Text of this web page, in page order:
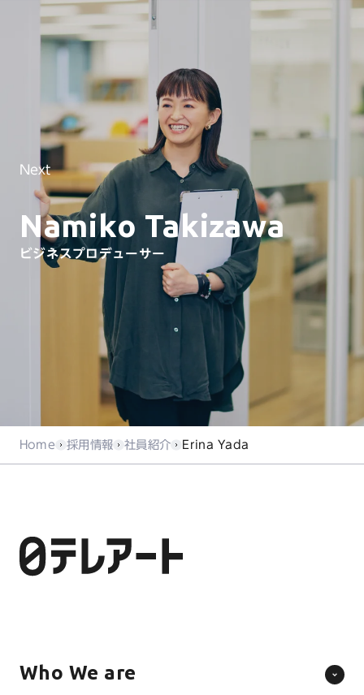
Next
Namiko Takizawa
ビジネスプロデューサー
Home 採用情報 社員紹介 Erina Yada
Who We are